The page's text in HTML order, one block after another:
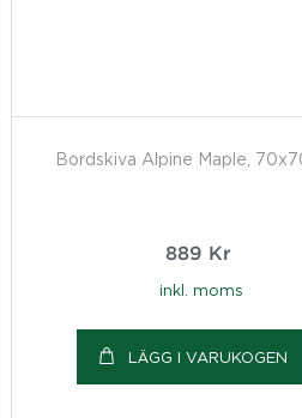
Bordskiva Alpine Maple,
889 Kr
inkl. moms
LÄGG I VARUKOGEN